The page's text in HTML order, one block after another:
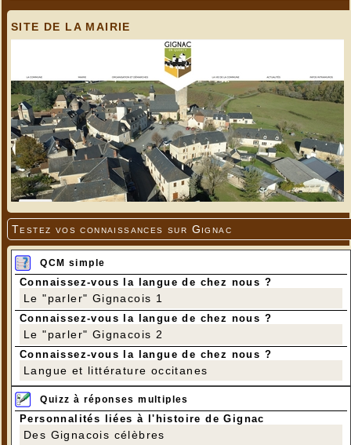
SITE DE LA MAIRIE
Testez vos connaissances sur Gignac
QCM simple
Connaissez-vous la langue de chez nous ?
Le "parler" Gignacois 1
Connaissez-vous la langue de chez nous ?
Le "parler" Gignacois 2
Connaissez-vous la langue de chez nous ?
Langue et littérature occitanes
Quizz à réponses multiples
Personnalités liées à l'histoire de Gignac
Des Gignacois célèbres